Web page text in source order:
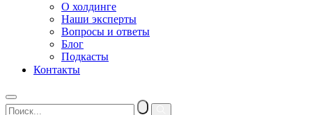
О холдинге
Наши эксперты
Вопросы и ответы
Блог
Подкасты
Контакты